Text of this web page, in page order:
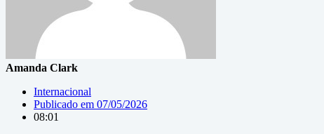
Amanda Clark
Internacional
Publicado em 07/05/2026
08:01